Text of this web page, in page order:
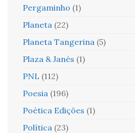
Pergaminho (1)
Planeta (22)
Planeta Tangerina (5)
Plaza & Janés (1)
PNL (112)
Poesia (196)
Poética Edições (1)
Política (23)